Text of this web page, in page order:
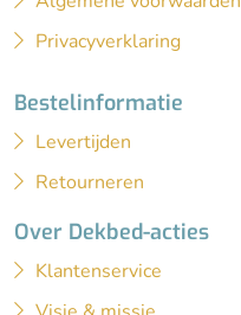
Privacyverklaring
Bestelinformatie
Levertijden
Retourneren
Over Dekbed-acties
Klantenservice